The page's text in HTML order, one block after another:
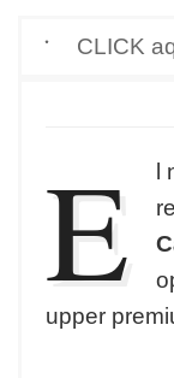
CLICK
E
upper